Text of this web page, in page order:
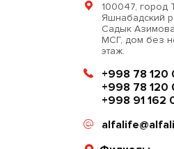
100047, город
Яшнабадский
Садык
МСГ, дом без
этаж.
+998 78 120
+998 78 120
+998 91 162